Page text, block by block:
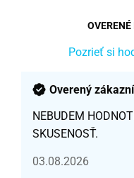
Pozrieť si
Overený
NEBUDEM
SKUSENOSŤ.
03.08.2026